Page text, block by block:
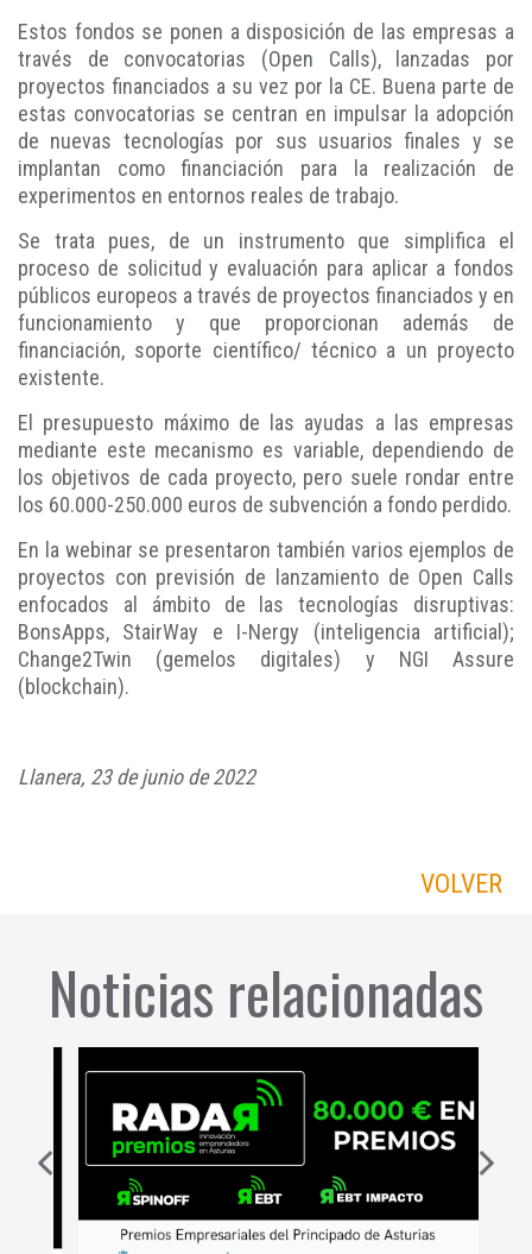
Estos fondos se ponen a disposición de las empresas a
través de convocatorias (Open Calls), lanzadas por
proyectos financiados a su vez por la CE. Buena parte de
estas convocatorias se centran en impulsar la adopción
de nuevas tecnologías por sus usuarios finales y se
implantan como financiación para la realización de
experimentos en entornos reales de trabajo.
Se trata pues, de un instrumento que simplifica el
proceso de solicitud y evaluación para aplicar a fondos
públicos europeos a través de proyectos financiados y en
funcionamiento y que proporcionan además de
financiación, soporte científico/ técnico a un proyecto
existente.
El presupuesto máximo de las ayudas a las empresas
mediante este mecanismo es variable, dependiendo de
los objetivos de cada proyecto, pero suele rondar entre
los 60.000-250.000 euros de subvención a fondo perdido.
En la webinar se presentaron también varios ejemplos de
proyectos con previsión de lanzamiento de Open Calls
enfocados al ámbito de las tecnologías disruptivas:
BonsApps, StairWay e I-Nergy (inteligencia artificial);
Change2Twin (gemelos digitales) y NGI Assure
(blockchain).
Llanera, 23 de junio de 2022
VOLVER
Noticias relacionadas